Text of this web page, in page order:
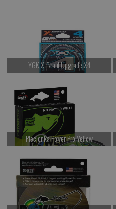
YGK X-Braid Upgrade X4
Kup teraz >
Plecionka Power Pro Yellow
Kup teraz >